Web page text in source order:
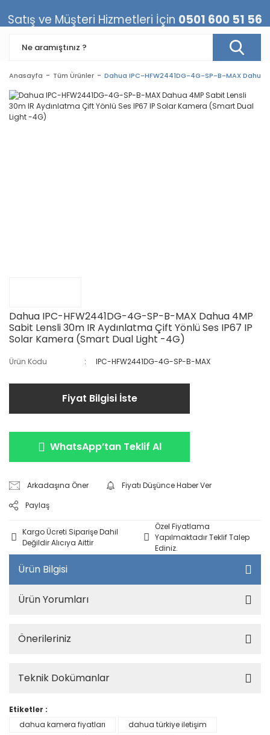
Anasayfa Tüm Ürünler Dahua IPC-HFW2441DG-4G-SP-B-MAX
Dahua IPC-HFW2441DG-4G-SP-B-MAX Dahua 4MP
Sabit Lensli 30m IR Aydınlatma Çift Yönlü Ses IP67 IP
Solar Kamera (Smart Dual Light -4G)
Ürün Kodu IPC-HFW2441DG-4G-SP-B-MAX
Fiyat Bilgisi İste
WhatsApp’tan Teklif Al
Arkadaşına Öner
Fiyatı Düşünce Haber Ver
Paylaş
Kargo Ücreti Siparişe Dahil
Değildir Alıcıya Aittir
Özel Fiyatlama
Yapılmaktadır Teklif Talep
Ediniz.
Ürün Bilgisi
Ürün Yorumları
Önerileriniz
Teknik Dokümanlar
Etiketler :
dahua kamera fiyatları
dahua türkiye iletişim
Satış ve Müşteri Hizmetleri İçin 0501 600 51 56